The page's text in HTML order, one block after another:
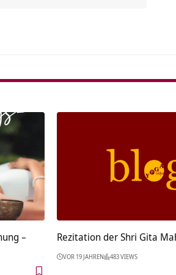
–
Rezitation der Shri Gita
VOR 19 JAHREN 483 VIEWS